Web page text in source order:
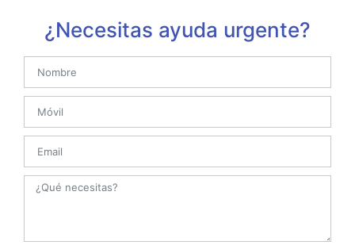
¿Necesitas ayuda urgente?